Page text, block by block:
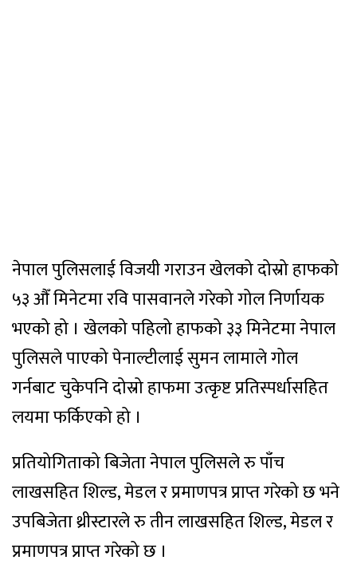
नेपाल पुलिसलाई विजयी गराउन खेलको दोस्रो हाफको
५३ औँ मिनेटमा रवि पासवानले गरेको गोल निर्णायक
भएको हो । खेलको पहिलो हाफको ३३ मिनेटमा नेपाल
पुलिसले पाएको पेनाल्टीलाई सुमन लामाले गोल
गर्नबाट चुकेपनि दोस्रो हाफमा उत्कृष्ट प्रतिस्पर्धासहित
लयमा फर्किएको हो ।
प्रतियोगिताको बिजेता नेपाल पुलिसले रु पाँच
लाखसहित शिल्ड, मेडल र प्रमाणपत्र प्राप्त गरेको छ भने
उपबिजेता थ्रीस्टारले रु तीन लाखसहित शिल्ड, मेडल र
प्रमाणपत्र प्राप्त गरेको छ ।